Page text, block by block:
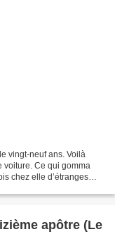
vingt-neuf ans. Voilà
voiture. Ce qui gomma
chez elle d’étranges
apôtre (Le